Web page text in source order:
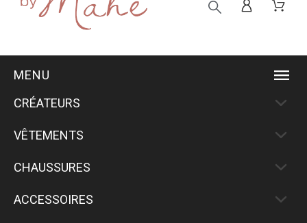
MENU
CRÉATEURS
VÊTEMENTS
CHAUSSURES
ACCESSOIRES